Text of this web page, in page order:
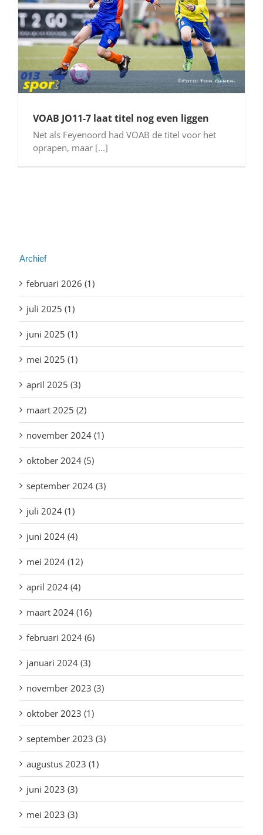
VOAB JO11-7 laat titel nog even liggen
Net als Feyenoord had VOAB de titel voor het
oprapen, maar [...]
Archief
februari 2026 (1)
juli 2025 (1)
juni 2025 (1)
mei 2025 (1)
april 2025 (3)
maart 2025 (2)
november 2024 (1)
oktober 2024 (5)
september 2024 (3)
juli 2024 (1)
juni 2024 (4)
mei 2024 (12)
april 2024 (4)
maart 2024 (16)
februari 2024 (6)
januari 2024 (3)
november 2023 (3)
oktober 2023 (1)
september 2023 (3)
augustus 2023 (1)
juni 2023 (3)
mei 2023 (3)